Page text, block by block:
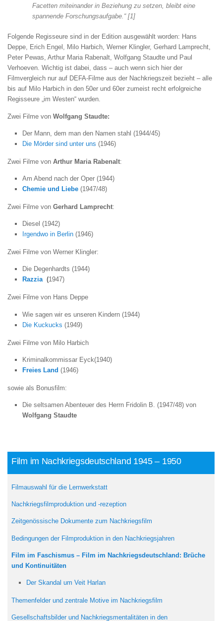
Facetten miteinander in Beziehung zu setzen, bleibt eine
spannende Forschungsaufgabe. “ [1]
Folgende Regisseure sind in der Edition ausgewählt worden: Hans
Deppe, Erich Engel, Milo Harbich, Werner Klingler, Gerhard Lamprecht,
Peter Pewas, Arthur Maria Rabenalt, Wolfgang Staudte und Paul
Verhoeven. Wichtig ist dabei, dass – auch wenn sich hier der
Filmvergleich nur auf DEFA-Filme aus der Nachkriegszeit bezieht – alle
bis auf Milo Harbich in den 50er und 60er zumeist recht erfolgreiche
Regisseure „im Westen“ wurden.
Zwei Filme von Wolfgang Staudte:
Der Mann, dem man den Namen stahl (1944/45)
Die Mörder sind unter uns (1946)
Zwei Filme von Arthur Maria Rabenalt:
Am Abend nach der Oper (1944)
Chemie und Liebe (1947/48)
Zwei Filme von Gerhard Lamprecht:
Diesel (1942)
Irgendwo in Berlin (1946)
Zwei Filme von Werner Klingler:
Die Degenhardts (1944)
Razzia (1947)
Zwei Filme von Hans Deppe
Wie sagen wir es unseren Kindern (1944)
Die Kuckucks (1949)
Zwei Filme von Milo Harbich
Kriminalkommissar Eyck(1940)
Freies Land (1946)
sowie als Bonusfilm:
Die seltsamen Abenteuer des Herrn Fridolin B. (1947/48) von
Wolfgang Staudte
Film im Nachkriegsdeutschland 1945 – 1950
Filmauswahl für die Lernwerkstatt
Nachkriegsfilmproduktion und -rezeption
Zeitgenössische Dokumente zum Nachkriegsfilm
Bedingungen der Filmproduktion in den Nachkriegsjahren
Film im Faschismus – Film im Nachkriegsdeutschland: Brüche
und Kontinuitäten
Der Skandal um Veit Harlan
Themenfelder und zentrale Motive im Nachkriegsfilm
Gesellschaftsbilder und Nachkriegsmentalitäten in den